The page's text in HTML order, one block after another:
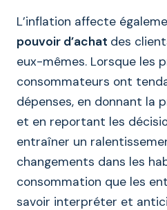
L’inflation affecte
pouvoir d’achat des
eux-mêmes. Lorsque les
consommateurs ont
dépenses, en donnant la
et en reportant les
entraîner un
changements dans les
consommation que les
savoir interpréter et